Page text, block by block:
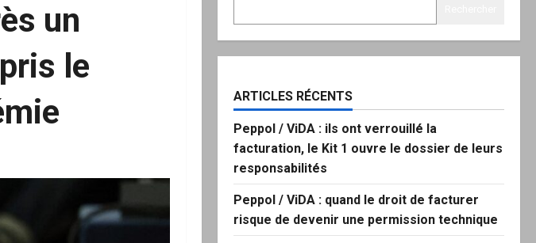
un
le
ARTICLES RÉCENTS
Peppol / ViDA : ils ont verrouillé la
facturation, le Kit 1 ouvre le dossier de leurs
responsabilités
Peppol / ViDA : quand le droit de facturer
risque de devenir une permission technique